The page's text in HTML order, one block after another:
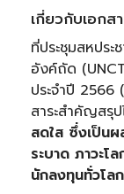
เกี่ยวกับเอกส
ที่ประชุมสหปร
อังค์ถัด
ประจำปี
สาระสำคัญสรุป
สดใส ซึ่งเป็น
ระบาด ภาวะโ
นักลงทุนทั่วโล